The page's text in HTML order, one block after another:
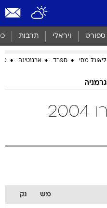
ספורט ויראלי תרבות
ליאונל מסי ספרד ארגנטינה
גרמניה
גרמניה בית ד יורו 2004
מש נק